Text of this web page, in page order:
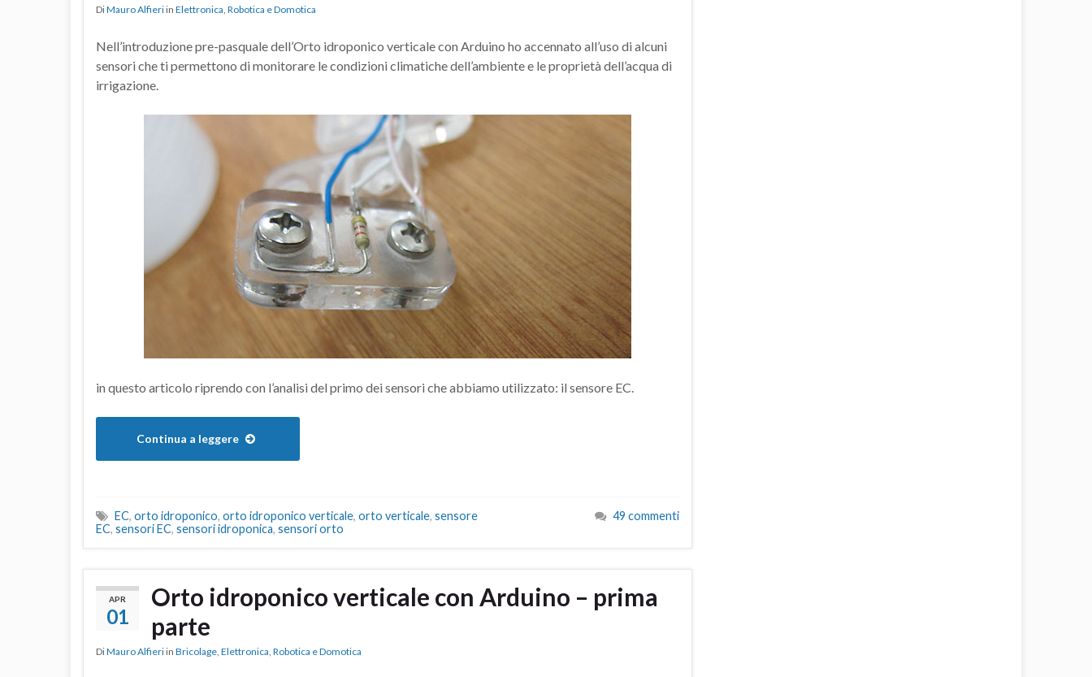
DiMauro Alfieri in Elettronica, Robotica e Domotica
Nell’introduzione pre-pasquale dell’Orto idroponico verticale con Arduino ho accennato all’uso di alcuni
sensori che ti permettono di monitorare le condizioni climatiche dell’ambiente e le proprietà dell’acqua di
irrigazione.
in questo articolo riprendo con l’analisi del primo dei sensori che abbiamo utilizzato: il sensore EC.
Continua a leggere
EC, orto idroponico, orto idroponico verticale, orto verticale, sensore
EC, sensori EC, sensori idroponica, sensori orto
49 commenti
APR
01
Orto idroponico verticale con Arduino – prima
parte
DiMauro Alfieri in Bricolage, Elettronica, Robotica e Domotica